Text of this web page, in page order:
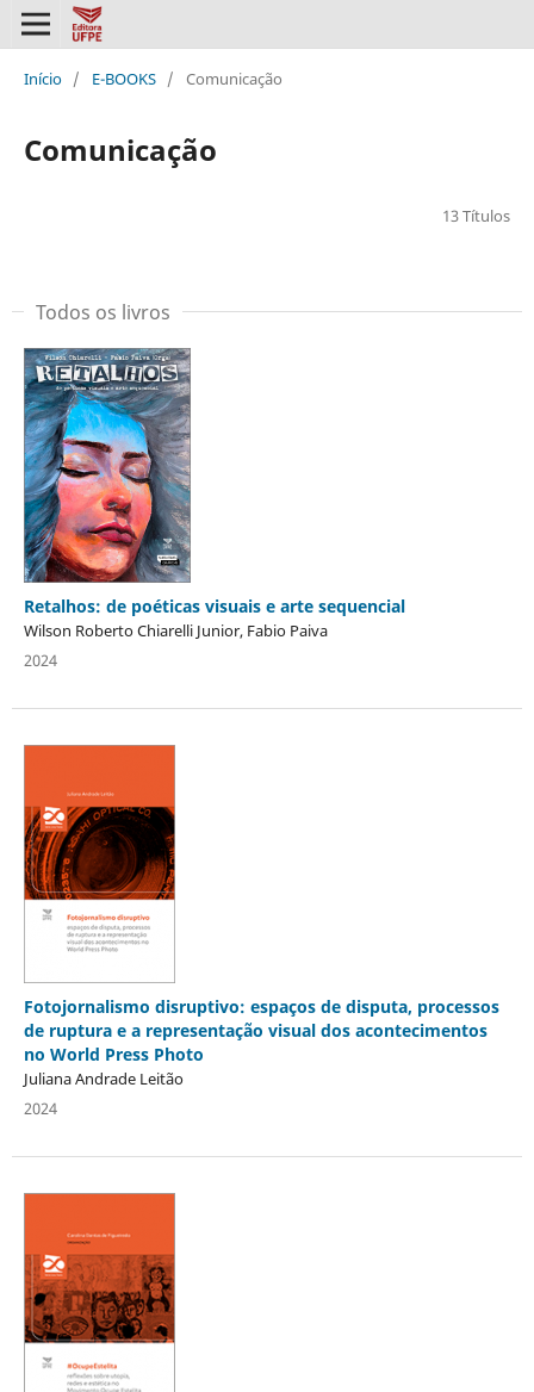
Início / E-BOOKS / Comunicação
Comunicação
13 Títulos
Todos os livros
Retalhos: de poéticas visuais e arte sequencial
Wilson Roberto Chiarelli Junior, Fabio Paiva
2024
Fotojornalismo disruptivo: espaços de disputa, processos
de ruptura e a representação visual dos acontecimentos
no World Press Photo
Juliana Andrade Leitão
2024